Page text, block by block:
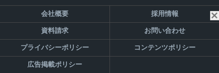
会社概要 採用情報
資料請求 お問い合わせ
プライバシーポリシー コンテンツポリシー
広告掲載ポリシー